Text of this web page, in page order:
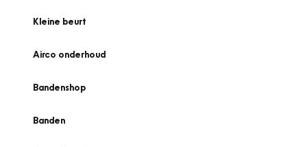
Kleine beurt
Airco onderhoud
Bandenshop
Banden